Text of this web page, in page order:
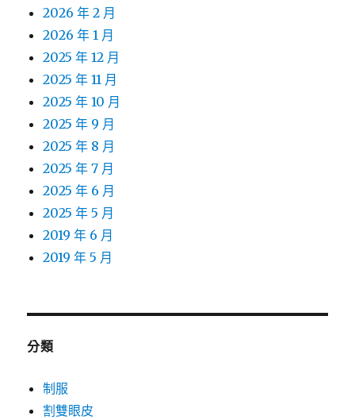
2026 年 2 月
2026 年 1 月
2025 年 12 月
2025 年 11 月
2025 年 10 月
2025 年 9 月
2025 年 8 月
2025 年 7 月
2025 年 6 月
2025 年 5 月
2019 年 6 月
2019 年 5 月
分類
制服
割雙眼皮